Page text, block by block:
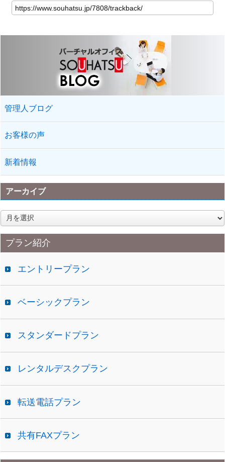
管理人ブログ
お客様の声
新着情報
アーカイブ
ア
ー
カ
イプラン紹介
エントリープラン
ベーシックプラン
スタンダードプラン
レンタルデスクプラン
転送電話プラン
共有FAXプラン